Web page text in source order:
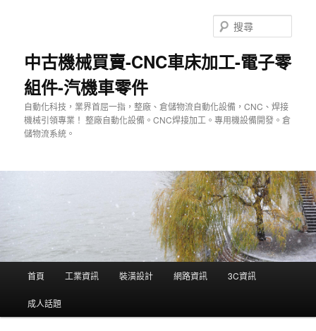
中古機械買賣-CNC車床加工-電子零
組件-汽機車零件
自動化科技，業界首屈一指，整廠、倉儲物流自動化設備，CNC、焊接
機械引領專業！ 整廠自動化設備。CNC焊接加工。專用機設備開發。倉
儲物流系統。
尋
單
首頁 工業資訊 裝潢設計 網路資訊 3C資訊
成人話題